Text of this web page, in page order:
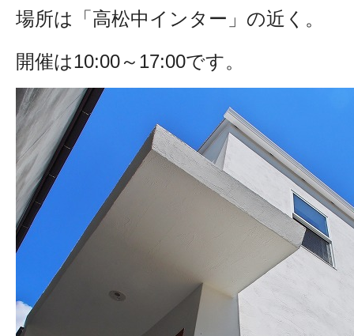
場所は「高松中インター」の近く。
開催は10:00～17:00です。